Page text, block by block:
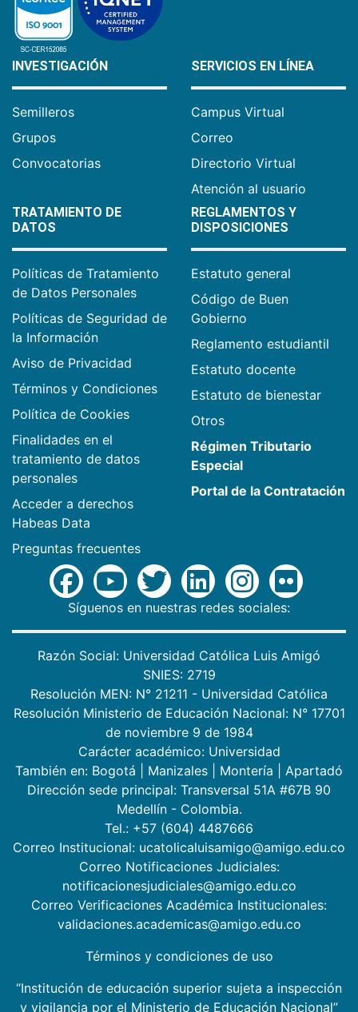
INVESTIGACIÓN
Semilleros
Grupos
Convocatorias
SERVICIOS EN LÍNEA
Campus Virtual
Correo
Directorio Virtual
Atención al usuario
TRATAMIENTO DE
DATOS
Políticas de Tratamiento
de Datos Personales
Políticas de Seguridad de
la Información
Aviso de Privacidad
Términos y Condiciones
Política de Cookies
Finalidades en el
tratamiento de datos
personales
Acceder a derechos
Habeas Data
Preguntas frecuentes
REGLAMENTOS Y
DISPOSICIONES
Estatuto general
Código de Buen
Gobierno
Reglamento estudiantil
Estatuto docente
Estatuto de bienestar
Otros
Régimen Tributario
Especial
Portal de la Contratación
Síguenos en nuestras redes sociales:
Razón Social: Universidad Católica Luis Amigó
SNIES: 2719
Resolución MEN: N° 21211 - Universidad Católica
Resolución Ministerio de Educación Nacional: N° 17701
de noviembre 9 de 1984
Carácter académico: Universidad
También en: Bogotá Manizales Montería
Apartadó
Dirección sede principal: Transversal 51A #67B 90
Medellín - Colombia.
Tel.: +57 (604) 4487666
Correo Institucional: ucatolicaluisamigo@amigo.edu.co
Correo Notificaciones Judiciales:
notificacionesjudiciales@amigo.edu.co
Correo Verificaciones Académica Institucionales:
validaciones.academicas@amigo.edu.co
Términos y condiciones de uso
“Institución de educación superior sujeta a inspección
y vigilancia por el Ministerio de Educación Nacional”